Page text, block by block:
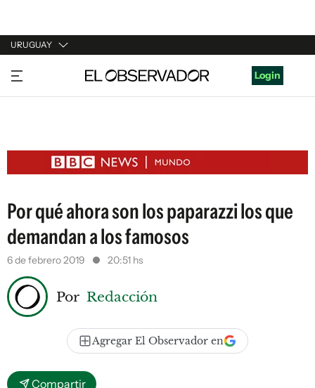
URUGUAY
URUGUAY
ARGENTINA
ESTADOS UNIDOS
Login
Por qué ahora son los paparazzi los que
demandan a los famosos
6 de febrero 2019 20:51 hs
Por Redacción
Agregar El Observador en
Compartir